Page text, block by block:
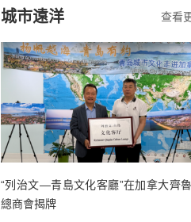
查看
城市遠洋
“列治文—青島文化客廳”在加拿大齊
總商會揭牌